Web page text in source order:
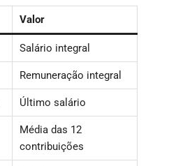
Valor
Salário integral
Remuneração integral
Último salário
Média das 12
contribuições